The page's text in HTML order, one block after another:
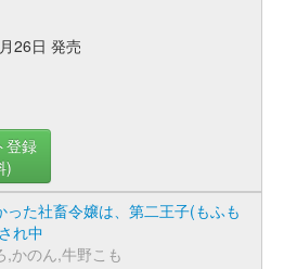
26日 発売
登録
)
った社畜令嬢は、第二王子(もふも
れ中
,かのん,牛野こも